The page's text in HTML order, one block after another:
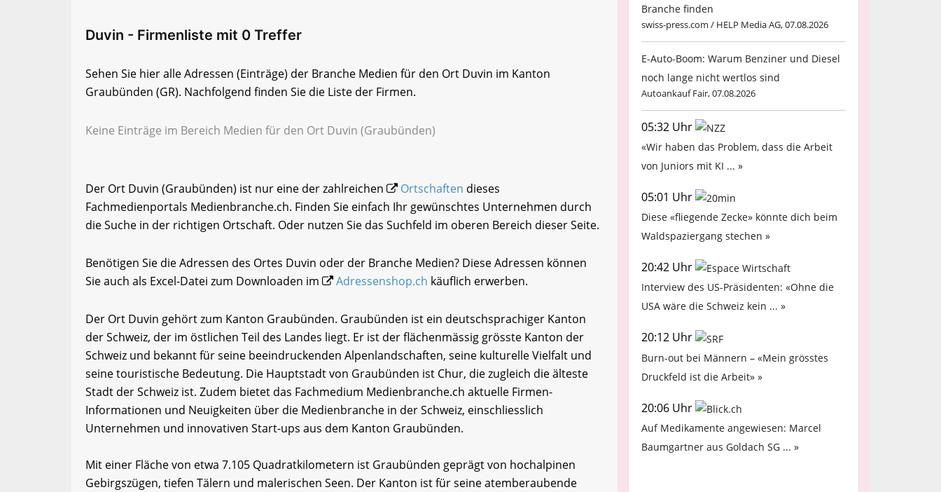
Duvin - Firmenliste mit 0 Treffer
Sehen Sie hier alle Adressen (Einträge) der Branche Medien für den Ort Duvin im Kanton
Graubünden (GR). Nachfolgend finden Sie die Liste der Firmen.
Keine Einträge im Bereich Medien für den Ort Duvin (Graubünden)
Der Ort Duvin (Graubünden) ist nur eine der zahlreichen Ortschaften dieses
Fachmedienportals Medienbranche.ch. Finden Sie einfach Ihr gewünschtes Unternehmen durch
die Suche in der richtigen Ortschaft. Oder nutzen Sie das Suchfeld im oberen Bereich dieser Seite.
Benötigen Sie die Adressen des Ortes Duvin oder der Branche Medien? Diese Adressen können
Sie auch als Excel-Datei zum Downloaden im
Adressenshop.ch käuflich erwerben.
Der Ort Duvin gehört zum Kanton Graubünden. Graubünden ist ein deutschsprachiger Kanton
der Schweiz, der im östlichen Teil des Landes liegt. Er ist der flächenmässig grösste Kanton der
Schweiz und bekannt für seine beeindruckenden Alpenlandschaften, seine kulturelle Vielfalt und
seine touristische Bedeutung. Die Hauptstadt von Graubünden ist Chur, die zugleich die älteste
Stadt der Schweiz ist. Zudem bietet das Fachmedium Medienbranche.ch aktuelle Firmen-
Informationen und Neuigkeiten über die Medienbranche in der Schweiz, einschliesslich
Unternehmen und innovativen Start-ups aus dem Kanton Graubünden.
Mit einer Fläche von etwa 7.105 Quadratkilometern ist Graubünden geprägt von hochalpinen
Gebirgszügen, tiefen Tälern und malerischen Seen. Der Kanton ist für seine atemberaubende
Branche finden
swiss-press.com / HELP Media AG, 07.08.2026
E-Auto-Boom: Warum Benziner und Diesel
noch lange nicht wertlos sind
Autoankauf Fair, 07.08.2026
05:32 Uhr
«Wir haben das Problem, dass die Arbeit
von Juniors mit KI ... »
05:01 Uhr
Diese «fliegende Zecke» könnte dich beim
Waldspaziergang stechen »
20:42 Uhr
Interview des US-Präsidenten: «Ohne die
USA wäre die Schweiz kein ... »
20:12 Uhr
Burn-out bei Männern – «Mein grösstes
Druckfeld ist die Arbeit» »
20:06 Uhr
Auf Medikamente angewiesen: Marcel
Baumgartner aus Goldach SG ... »